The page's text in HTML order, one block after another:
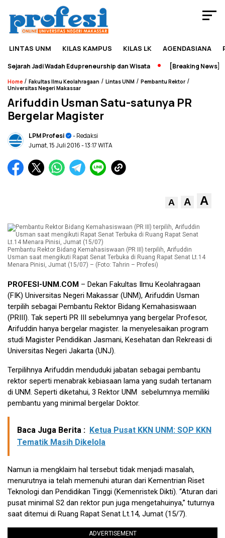
LINTAS UNM KILAS KAMPUS KILAS LK AGENDASIANA
Jadi Wadah Edupreneurship dan Wisata [Breaking News]
Home / Fakultas Ilmu Keolahragaan / Lintas UNM / Pembantu Rektor /
Universitas Negeri Makassar
Arifuddin Usman Satu-satunya PR
Bergelar Magister
LPM Profesi
- Redaksi
Jumat, 15 Juli 2016- 13:17 WITA
A A A
Pembantu Rektor Bidang Kemahasiswaan (PR III) terpilih, Arifuddin
Usman saat mengikuti Rapat Senat Terbuka di Ruang Rapat Senat Lt.14
Menara Pinisi, Jumat (15/07) – (Foto: Tahrin – Profesi)
PROFESI-UNM.COM – Dekan Fakultas Ilmu Keolahragaan
(FIK) Universitas Negeri Makassar (UNM), Arifuddin Usman
terpilih sebagai Pembantu Rektor Bidang Kemahasiswaan
(PRIII). Tak seperti PR III sebelumnya yang bergelar Profesor,
Arifuddin hanya bergelar magister. Ia menyelesaikan program
studi Magister Pendidikan Jasmani, Kesehatan dan Rekreasi di
Universitas Negeri Jakarta (UNJ).
Terpilihnya Arifuddin menduduki jabatan sebagai pembantu
rektor seperti menabrak kebiasaan lama yang sudah tertanam
di UNM. Seperti diketahui, 3 Rektor UNM sebelumnya memiliki
pembantu yang minimal bergelar Doktor.
Baca Juga Berita : Ketua Pusat KKN UNM: SOP KKN
Tematik Masih Dikelola
Namun ia mengklaim hal tersebut tidak menjadi masalah,
menurutnya ia telah memenuhi aturan dari Kementrian Riset
Teknologi dan Pendidikan Tinggi (Kemenristek Dikti). “Aturan dari
pusat minimal S2 dan rektor pun juga mengetahuinya,” tuturnya
saat ditemui di Ruang Rapat Senat Lt.14, Jumat (15/7).
ADVERTISEMENT